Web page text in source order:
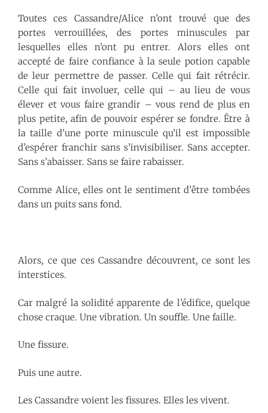
Toutes ces Cassandre/Alice n’ont trouvé que des
portes verrouillées, des portes minuscules par
lesquelles elles n’ont pu entrer. Alors elles ont
accepté de faire confiance à la seule potion capable
de leur permettre de passer. Celle qui fait rétrécir.
Celle qui fait involuer, celle qui – au lieu de vous
élever et vous faire grandir – vous rend de plus en
plus petite, afin de pouvoir espérer se fondre. Être à
la taille d’une porte minuscule qu’il est impossible
d’espérer franchir sans s’invisibiliser. Sans accepter.
Sans s’abaisser. Sans se faire rabaisser.
Comme Alice, elles ont le sentiment d’être tombées
dans un puits sans fond.
Alors, ce que ces Cassandre découvrent, ce sont les
interstices.
Car malgré la solidité apparente de l’édifice, quelque
chose craque. Une vibration. Un souffle. Une faille.
Une fissure.
Puis une autre.
Les Cassandre voient les fissures. Elles les vivent.